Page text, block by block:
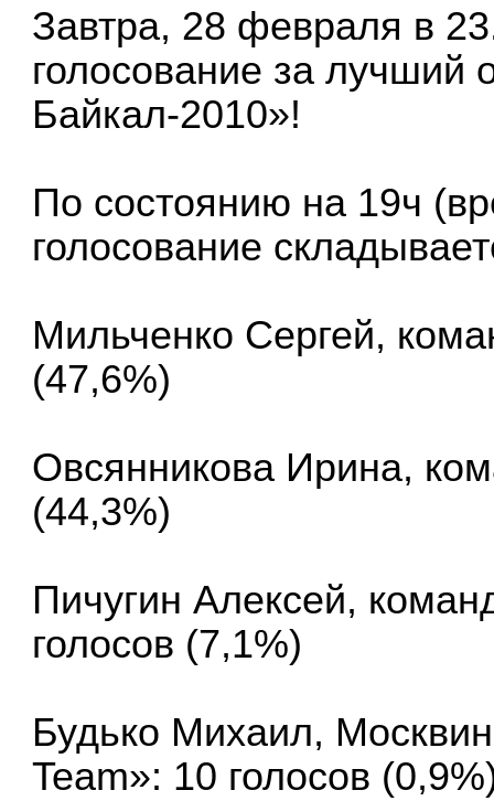
Завтра, 28 февраля в
голосование за лучший
Байкал-2010»!
По состоянию на 19ч
голосование
Мильченко Сергей,
(47,6%)
Овсянникова Ирина,
(44,3%)
Пичугин Алексей,
голосов (7,1%)
Будько Михаил,
Team»: 10 голосов